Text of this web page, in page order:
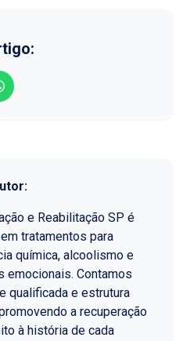
e Reabilitação SP é
tratamentos para
química, alcoolismo e
emocionais. Contamos
qualificada e estrutura
a recuperação
à história de cada